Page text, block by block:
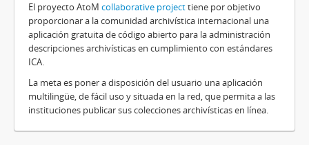
El proyecto AtoM collaborative projecttiene por objetivo
proporcionar a la comunidad archivística internacional una
aplicación gratuita de código abierto para la administración
descripciones archivísticas en cumplimiento con estándares
ICA.
La meta es poner a disposición del usuario una aplicación
multilingüe, de fácil uso y situada en la red, que permita a las
instituciones publicar sus colecciones archivísticas en línea.